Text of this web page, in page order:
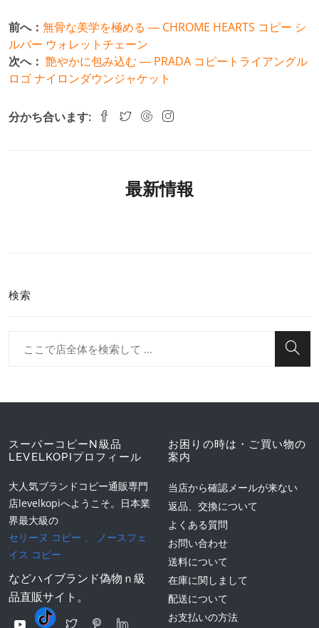
前へ： 無骨な美学を極める ― CHROME HEARTS コピー シ
ルバー ウォレットチェーン
次へ： 艶やかに包み込む ― PRADA コピートライアングル
ロゴ ナイロンダウンジャケット
分かち合います:
最新情報
検索
スーパーコピーN級品
LEVELKOPIプロフィール
大人気ブランドコピー通販専門
店levelkopiへようこそ。日本業
界最大級の
セリーヌ コピー
ノースフェ
イス コピー
などハイブランド偽物ｎ級
品直販サイト。
お困りの時は・ご買い物の
案内
当店から確認メールが来ない
返品、交換について
よくある質問
お問い合わせ
送料について
在庫に関しまして
配送について
お支払いの方法